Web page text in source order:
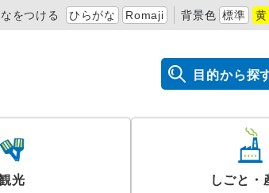
をつける ひらがな Romaji 背景色 標準 黄
目的から探
光 しごと・